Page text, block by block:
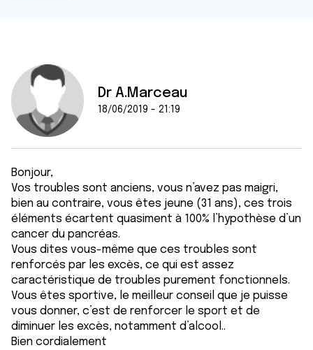
Dr A.Marceau
18/06/2019 - 21:19
Bonjour,
Vos troubles sont anciens, vous n’avez pas maigri,
bien au contraire, vous êtes jeune (31 ans), ces trois
éléments écartent quasiment à 100% l’hypothèse d’un
cancer du pancréas.
Vous dites vous-même que ces troubles sont
renforcés par les excès, ce qui est assez
caractéristique de troubles purement fonctionnels.
Vous êtes sportive, le meilleur conseil que je puisse
vous donner, c’est de renforcer le sport et de
diminuer les excès, notamment d’alcool..
Bien cordialement